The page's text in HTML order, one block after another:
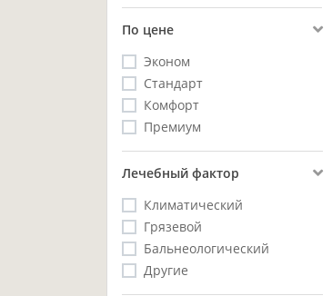
По цене
Эконом
Стандарт
Комфорт
Премиум
Лечебный фактор
Климатический
Грязевой
Бальнеологический
Другие